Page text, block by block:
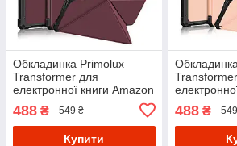
Обкладинка Primolux
Transformer для
електронної книги Amazon
Kindle Paperwhite 11th Gen
2021 (M2L3EK) - Red Wine
488 ₴ 549 ₴
Купити
Kindle
2021
Gold
488₴